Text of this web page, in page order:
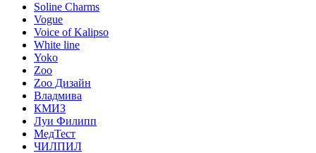
Soline Charms
Vogue
Voice of Kalipso
White line
Yoko
Zoo
Zoo Дизайн
Владмива
КМИЗ
Луи Филипп
МедТест
ЧИЛПИЛ